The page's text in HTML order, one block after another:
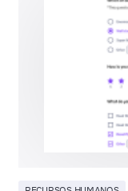
Muito Difícil
Melhorias
Vamos discutir
segurança em
As seguintes